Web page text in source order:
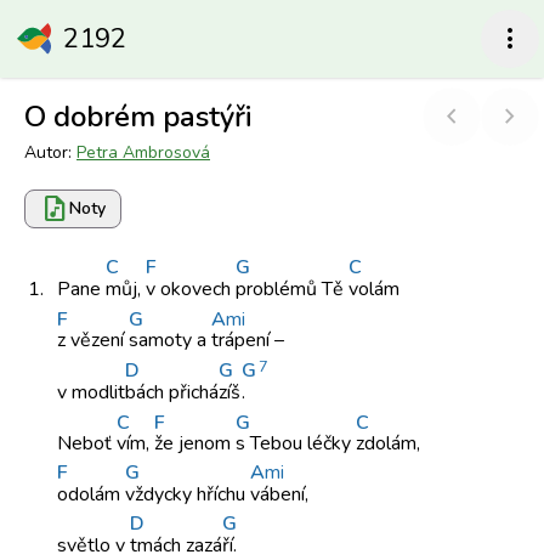
2192 more_vert
O dobrém pastýři chevron_left chevron_right
Autor: Petra Ambrosová
audio_fileNoty
1. Pane
C
můj,
F
v okovech
G
problémů Tě
C
volám
F
z vězení
G
samoty a
Ami
trápení –
v modlit
D
bách přichá
G
zíš
G 7
.
Neboť
C
vím,
F
že jenom
G
s Tebou léčky
C
zdolám,
F
odolám
G
vždycky hříchu
Ami
vábení,
světlo v
D
tmách zazá
G
ří.